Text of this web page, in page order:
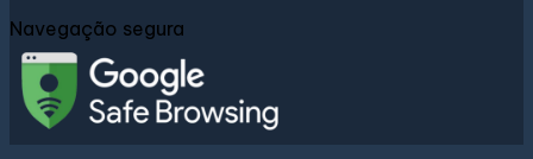
Navegação segura